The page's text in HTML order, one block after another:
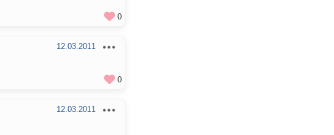
0
12.03.2011
0
12.03.2011